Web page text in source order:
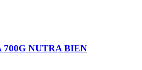
700G NUTRA BIEN